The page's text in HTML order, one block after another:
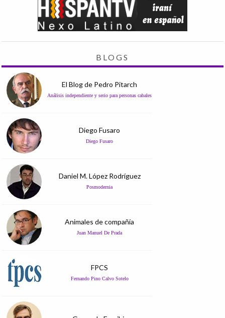
BLOGS
El Blog de Pedro Pitarch
Análisis independiente y serio para personas cabales
Diego Fusaro
Diego Fusaro
Daniel M. López Rodríguez
Posmodernia
Animales de compañía
Juan Manuel De Prada
FPCS
Fernando Pino Calvo Sotelo